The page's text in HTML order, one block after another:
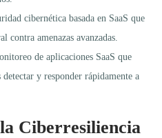
cibernética basada en SaaS que
contra amenazas avanzadas.
de aplicaciones SaaS que
y responder rápidamente a
Ciberresiliencia